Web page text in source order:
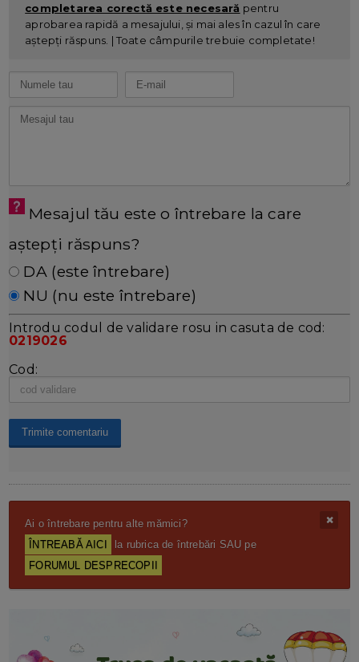
completarea corectă este necesară pentru
aprobarea rapidă a mesajului, și mai ales în cazul în care
aștepți răspuns. | Toate câmpurile trebuie completate!
Mesajul tău este o întrebare la care
aștepți răspuns?
DA (este întrebare)
NU (nu este întrebare)
Introdu codul de validare rosu in casuta de cod:
0219026
Cod:
Ai o întrebare pentru alte mămici?
ÎNTREABĂ AICI
la rubrica de întrebări SAU pe
FORUMUL DESPRECOPII